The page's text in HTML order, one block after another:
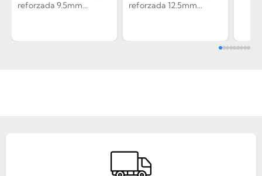
reforzada 9.5mm...
reforzada 12.5mm...